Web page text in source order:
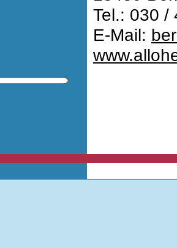
Tel.: 030 /
E-Mail: